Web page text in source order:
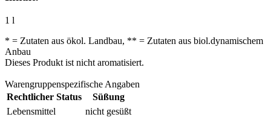
1 l
* = Zutaten aus ökol. Landbau, ** = Zutaten aus biol.dynamischem
Anbau
Dieses Produkt ist nicht aromatisiert.
Warengruppenspezifische Angaben
Rechtlicher Status
Lebensmittel
Süßung
nicht gesüßt